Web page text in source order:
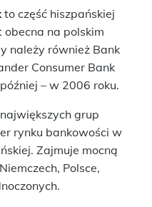
to część hiszpańskiej
obecna na polskim
należy również Bank
Consumer Bank
– w 2006 roku.
grup
rynku bankowości w
Zajmuje mocną
Polsce,